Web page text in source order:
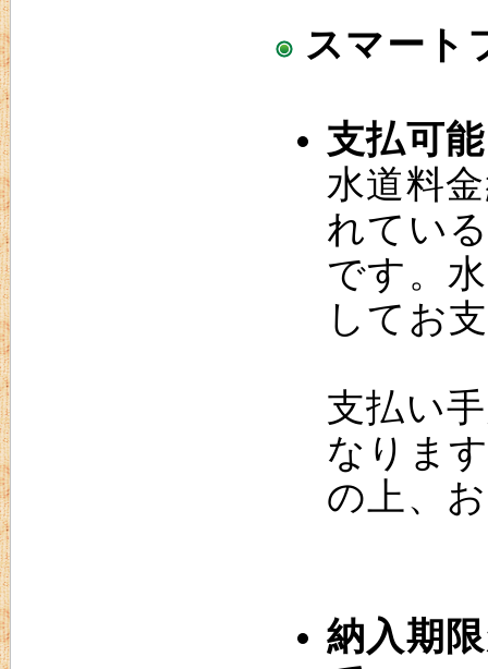
スマート
支払可
水道料
れてい
です。
してお
支払い
なりま
の上、
納入期